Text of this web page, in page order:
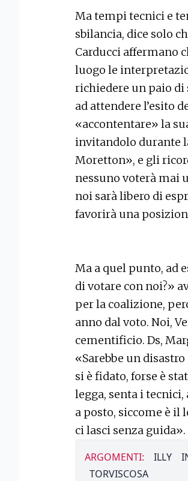
Ma tempi tecnici e
sbilancia, dice solo
Carducci affermano
luogo le
richiedere un paio di
ad attendere l’esito
«accontentare» la
invitandolo durante
Moretton», e gli
nessuno voterà mai
noi sarà libero di
favorirà una
Ma a quel punto, ad
di votare con noi?»
per la coalizione,
anno dal voto. Noi,
cementificio. Ds,
«Sarebbe un
si è fidato, forse è
legga, senta i tecnici,
a posto, siccome è il
ci lasci senza guida».
ARGOMENTI: ILLY
TORVISCOSA